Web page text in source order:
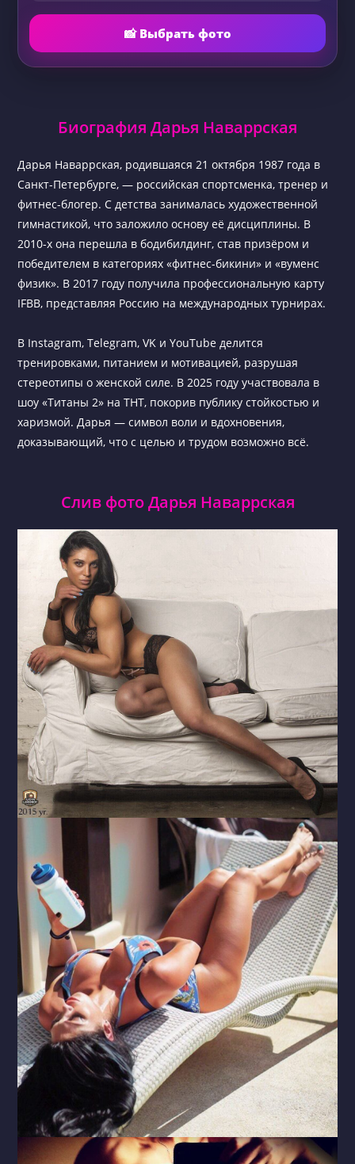
📸 Выбрать фото
Биография Дарья Наваррская
Дарья Наваррская, родившаяся 21 октября 1987 года в
Санкт-Петербурге, — российская спортсменка, тренер и
фитнес-блогер. С детства занималась художественной
гимнастикой, что заложило основу её дисциплины. В
2010-х она перешла в бодибилдинг, став призёром и
победителем в категориях «фитнес-бикини» и «вуменс
физик». В 2017 году получила профессиональную карту
IFBB, представляя Россию на международных турнирах.
В Instagram, Telegram, VK и YouTube делится
тренировками, питанием и мотивацией, разрушая
стереотипы о женской силе. В 2025 году участвовала в
шоу «Титаны 2» на ТНТ, покорив публику стойкостью и
харизмой. Дарья — символ воли и вдохновения,
доказывающий, что с целью и трудом возможно всё.
Слив фото Дарья Наваррская